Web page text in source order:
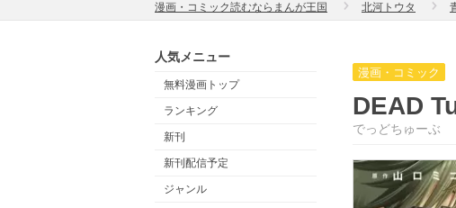
漫画・コミック読むならまんが王国 北河トウタ
人気メニュー
無料漫画トップ
ランキング
新刊
新刊配信予定
ジャンル
漫画・コミック
DEAD
でっどちゅーぶ